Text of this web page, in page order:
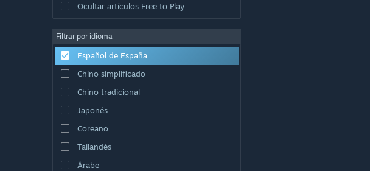
Ocultar artículos Free to Play
Filtrar por idioma
Español de España
Chino simplificado
Chino tradicional
Japonés
Coreano
Tailandés
Árabe